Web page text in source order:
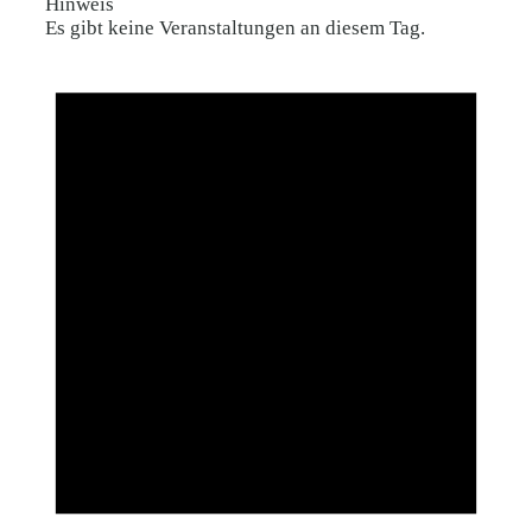
Hinweis
Es gibt keine Veranstaltungen an diesem Tag.